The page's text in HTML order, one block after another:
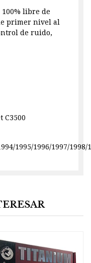
libre de
primer nivel al
de ruido,
C3500
1995/1996/1997/1998/